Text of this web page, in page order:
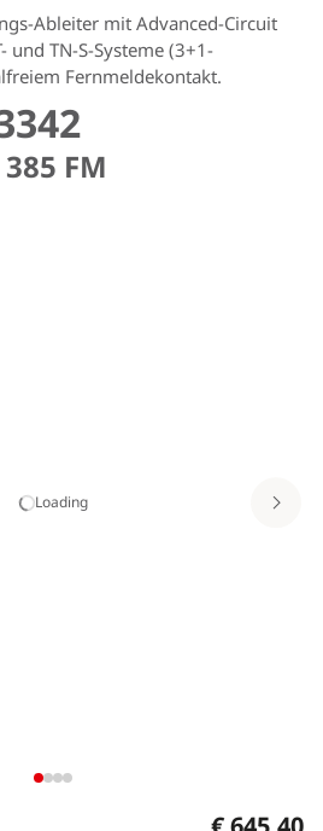
Ableiter mit Advanced-Circuit
TN-S-Systeme (3+1-
Fernmeldekontakt.
FM
Loading